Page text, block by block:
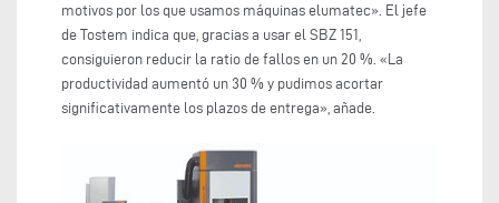
motivos por los que usamos máquinas elumatec». El jefe
de Tostem indica que, gracias a usar el SBZ 151,
consiguieron reducir la ratio de fallos en un 20 %. «La
productividad aumentó un 30 % y pudimos acortar
significativamente los plazos de entrega», añade.